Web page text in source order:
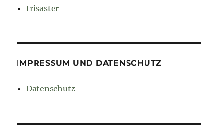
trisaster
IMPRESSUM UND DATENSCHUTZ
Datenschutz